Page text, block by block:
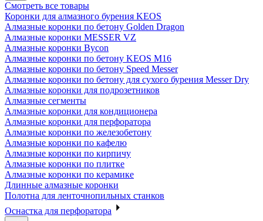
Смотреть все товары
Коронки для алмазного бурения KEOS
Алмазные коронки по бетону Golden Dragon
Алмазные коронки MESSER VZ
Алмазные коронки Bycon
Алмазные коронки по бетону KEOS M16
Алмазные коронки по бетону Speed Messer
Алмазные коронки по бетону для сухого бурения Messer Dry
Алмазные коронки для подрозетников
Алмазные сегменты
Алмазные коронки для кондиционера
Алмазные коронки для перфоратора
Алмазные коронки по железобетону
Алмазные коронки по кафелю
Алмазные коронки по кирпичу
Алмазные коронки по плитке
Алмазные коронки по керамике
Длинные алмазные коронки
Полотна для ленточнопильных станков
Оснастка для перфоратора